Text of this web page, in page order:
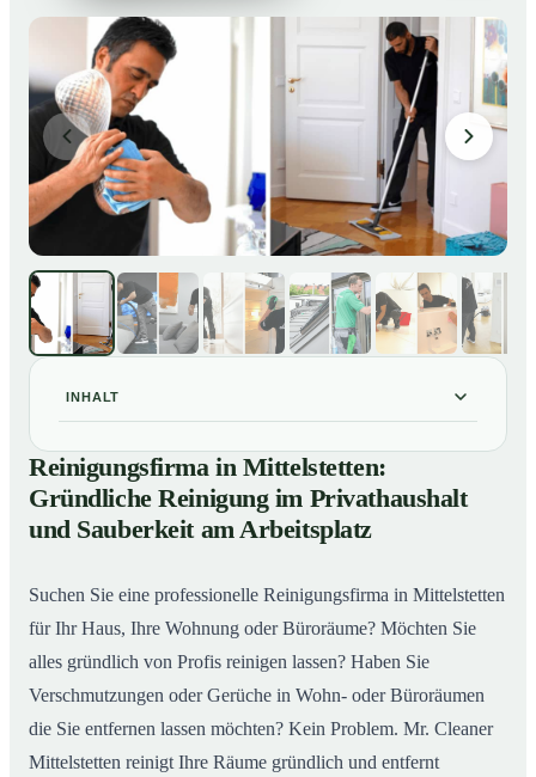
INHALT
01Reinigungsfirma in Mittelstetten: Gründliche Reinigung
im Privathaushalt und Sauberkeit am Arbeitsplatz
02So arbeitet eine Reinigungsfirma in Mittelstetten
Reinigungsfirma in Mittelstetten:
Gründliche Reinigung im Privathaushalt
und Sauberkeit am Arbeitsplatz
Suchen Sie eine professionelle Reinigungsfirma in Mittelstetten
für Ihr Haus, Ihre Wohnung oder Büroräume? Möchten Sie
alles gründlich von Profis reinigen lassen? Haben Sie
Verschmutzungen oder Gerüche in Wohn- oder Büroräumen
die Sie entfernen lassen möchten? Kein Problem. Mr. Cleaner
Mittelstetten reinigt Ihre Räume gründlich und entfernt